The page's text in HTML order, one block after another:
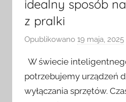
idealny sposób
z pralki
Opublikowano 19 maja, 2025
W świecie
potrzebujemy urządzeń
wyłączania sprzętów.